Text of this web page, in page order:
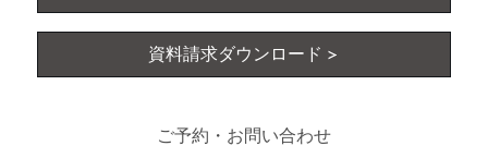
資料請求ダウンロード
ご予約・お問い合わせ